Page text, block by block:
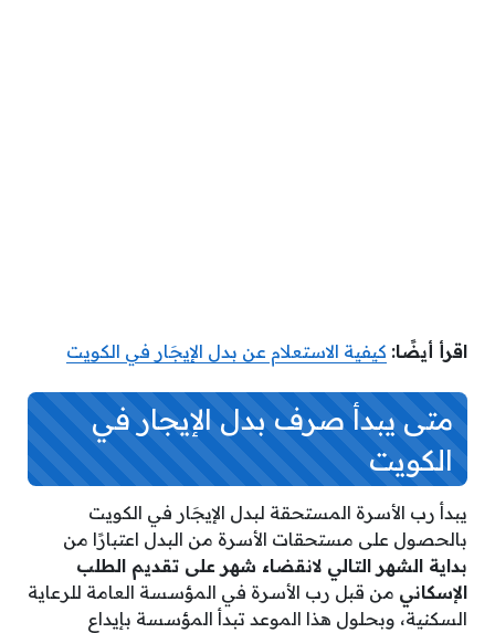
اقرأ أيضًا: كيفية الاستعلام عن بدل الإيجَار في الكويت
متى يبدأ صرف بدل الإيجار في
الكويت
يبدأ رب الأسرة المستحقة لبدل الإيجَار في الكويت
بالحصول على مستحقات الأسرة من البدل اعتبارًا من
بداية الشهر التالي لانقضاء شهر على تقديم الطلب
الإسكاني من قبل رب الأسرة في المؤسسة العامة للرعاية
السكنية، وبحلول هذا الموعد تبدأ المؤسسة بإيداع